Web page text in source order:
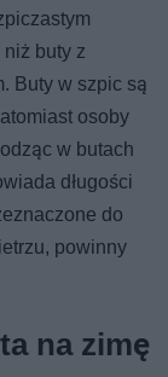
buty z
Buty w szpic są
osoby
w butach
długości
do
powinny
na zimę